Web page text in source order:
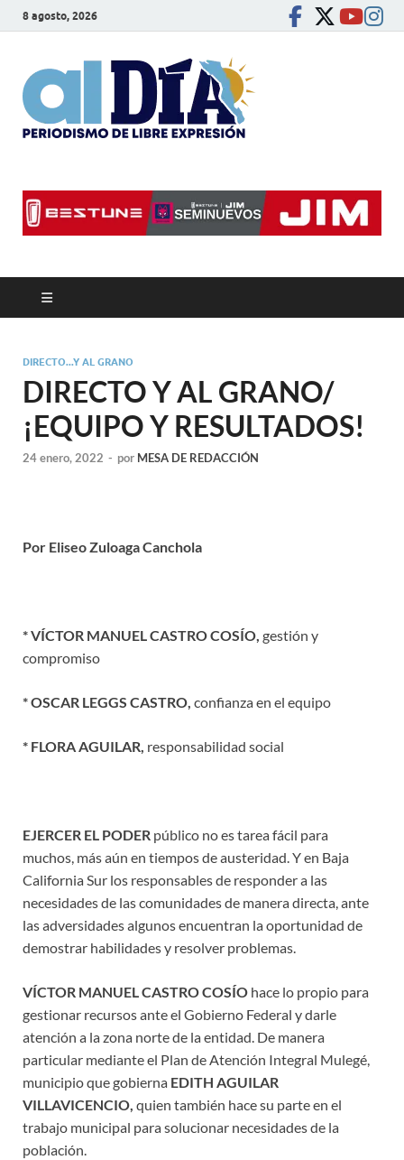
8 agosto, 2026
DIRECTO...Y AL GRANO
DIRECTO Y AL GRANO/
¡EQUIPO Y RESULTADOS!
24 enero, 2022 - por MESA DE REDACCIÓN
Por Eliseo Zuloaga Canchola
* VÍCTOR MANUEL CASTRO COSÍO, gestión y
compromiso
* OSCAR LEGGS CASTRO, confianza en el equipo
* FLORA AGUILAR, responsabilidad social
EJERCER EL PODER público no es tarea fácil para
muchos, más aún en tiempos de austeridad. Y en Baja
California Sur los responsables de responder a las
necesidades de las comunidades de manera directa, ante
las adversidades algunos encuentran la oportunidad de
demostrar habilidades y resolver problemas.
VÍCTOR MANUEL CASTRO COSÍO hace lo propio para
gestionar recursos ante el Gobierno Federal y darle
atención a la zona norte de la entidad. De manera
particular mediante el Plan de Atención Integral Mulegé,
municipio que gobierna EDITH AGUILAR
VILLAVICENCIO, quien también hace su parte en el
trabajo municipal para solucionar necesidades de la
población.